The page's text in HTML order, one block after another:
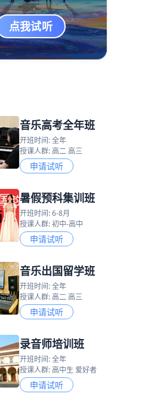
点我试听
音乐高考全年班
开班时间: 全年
授课人群: 高二 高三
申请试听
暑假预科集训班
开班时间: 6-8月
授课人群: 初中-高中
申请试听
音乐出国留学班
开班时间: 全年
授课人群: 高二 高三
申请试听
录音师培训班
开班时间: 全年
授课人群: 高中生 爱好者
申请试听